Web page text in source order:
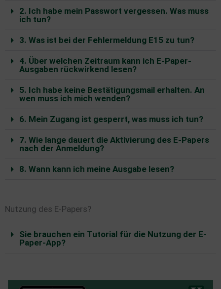
2. Ich habe mein Passwort vergessen. Was muss
ich tun?
3. Was ist bei der Fehlermeldung E15 zu tun?
4. Über welchen Zeitraum kann ich E-Paper-
Ausgaben rückwirkend lesen?
5. Ich habe keine Bestätigungsmail erhalten. An
wen muss ich mich wenden?
6. Mein Zugang ist gesperrt, was muss ich tun?
7. Wie lange dauert die Aktivierung des E-Papers
nach der Anmeldung?
8. Wann kann ich meine Ausgabe lesen?
Nutzung des E-Papers?
Sie brauchen ein Tutorial für die Nutzung der E-
Paper-App?